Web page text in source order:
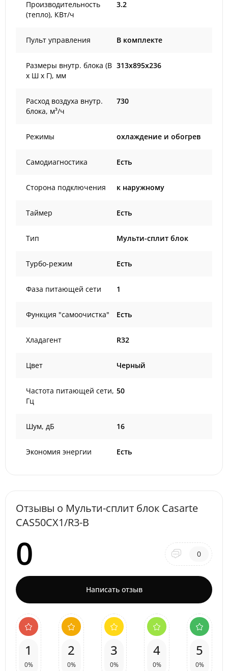
Производительность
(тепло), КВт/ч
3.2
Пульт управления В комплекте
Размеры внутр. блока (В
х Ш х Г), мм
313x895x236
Расход воздуха внутр.
блока, м³/ч
730
Режимы охлаждение и обогрев
Самодиагностика Есть
Сторона подключения к наружному
Таймер Есть
Тип Мульти-сплит блок
Турбо-режим Есть
Фаза питающей сети 1
Функция "самоочистка" Есть
Хладагент R32
Цвет Черный
Частота питающей сети,
Гц
50
Шум, дБ 16
Экономия энергии Есть
Отзывы о Мульти-сплит блок Casarte
CAS50CX1/R3-B
0 0
Написать отзыв
1
0%
2
0%
3
0%
4
0%
5
0%